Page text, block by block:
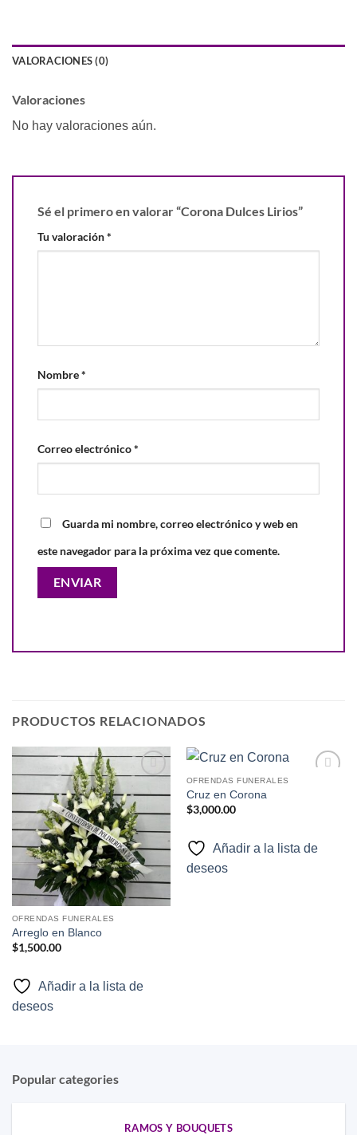
VALORACIONES (0)
Valoraciones
No hay valoraciones aún.
Sé el primero en valorar “Corona Dulces Lirios”
Tu valoración*
Nombre*
Correo electrónico*
Guarda mi nombre, correo electrónico y web en
este navegador para la próxima vez que comente.
PRODUCTOS RELACIONADOS
a la
lista de
deseos
OFRENDAS FUNERALES
Arreglo en Blanco
$1,500.00
Añadir a la lista de
deseos
OFRENDAS FUNERALES
Cruz en Corona
$3,000.00
Añadir a la lista de
deseos
Popular categories
RAMOS Y BOUQUETS